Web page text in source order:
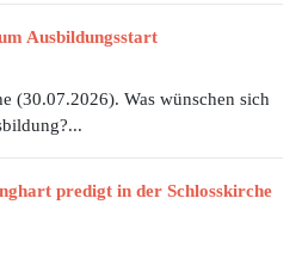
Ausbildungsstart
(30.07.2026). Was wünschen sich
predigt in der Schlosskirche